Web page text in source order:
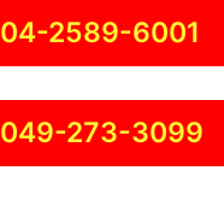
04-2589-6001
049-273-3099